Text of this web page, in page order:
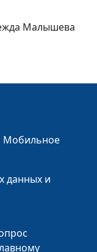
Марк
#18
Марк
Марк
Малышева
Мобильное
данных и